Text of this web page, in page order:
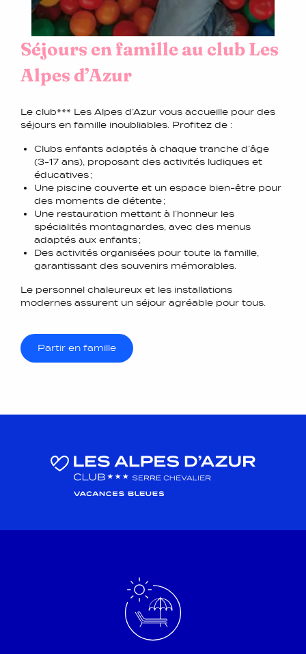
Séjours en famille au club Les
Alpes d’Azur
Le club*** Les Alpes d’Azur vous accueille pour des
séjours en famille inoubliables. Profitez de :
Clubs enfants adaptés à chaque tranche d’âge
(3-17 ans), proposant des activités ludiques et
éducatives ;
Une piscine couverte et un espace bien-être pour
des moments de détente ;
Une restauration mettant à l’honneur les
spécialités montagnardes, avec des menus
adaptés aux enfants ;
Des activités organisées pour toute la famille,
garantissant des souvenirs mémorables.
Le personnel chaleureux et les installations
modernes assurent un séjour agréable pour tous.
Partir en famille